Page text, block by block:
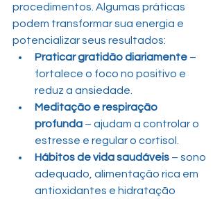
procedimentos. Algumas práticas
podem transformar sua energia e
potencializar seus resultados:
Praticar gratidão diariamente –
fortalece o foco no positivo e
reduz a ansiedade.
Meditação e respiração
profunda – ajudam a controlar o
estresse e regular o cortisol.
Hábitos de vida saudáveis – sono
adequado, alimentação rica em
antioxidantes e hidratação